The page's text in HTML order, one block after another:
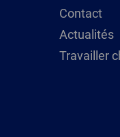
Contact
Actualités
Travailler